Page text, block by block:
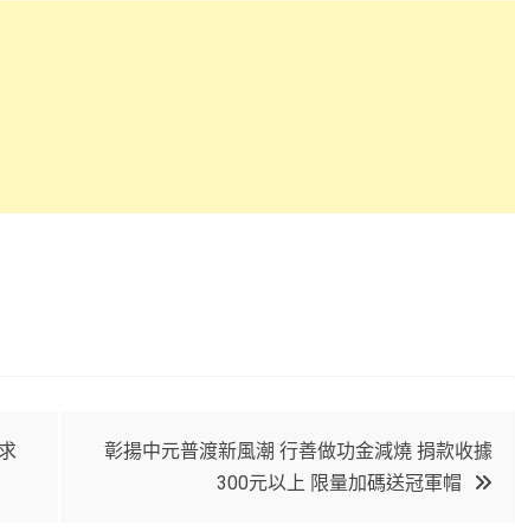
彰揚中元普渡新風潮 行善做功金減燒 捐款收據
300元以上 限量加碼送冠軍帽